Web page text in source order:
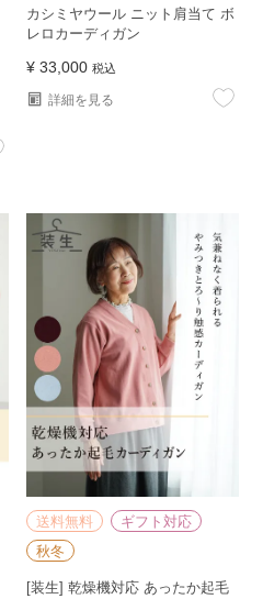
カシミヤウール ニット肩当て ボ
レロカーディガン
¥ 33,000 税込
詳細を見る
送料無料
ギフト対応
秋冬
[装生] 乾燥機対応 あったか起毛